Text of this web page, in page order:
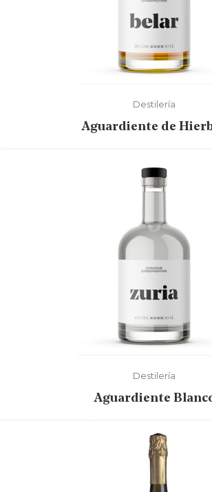
Destilería
Aguardiente de
Destilería
Aguardiente